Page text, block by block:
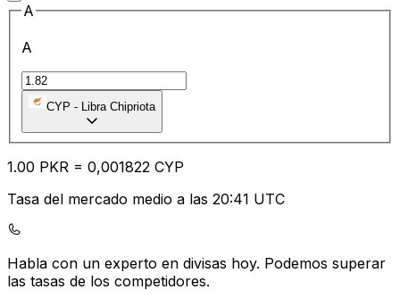
A
A
CYP - Libra Chipriota
1.00 PKR = 0,001822 CYP
Tasa del mercado medio a las 20:41 UTC
Habla con un experto en divisas hoy. Podemos superar
las tasas de los competidores.